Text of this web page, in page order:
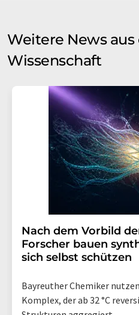
Weitere News
Wissenschaft
Nach dem Vorbild
Forscher bauen
sich selbst schützen
Bayreuther Chemiker
Komplex, der ab 32 °C